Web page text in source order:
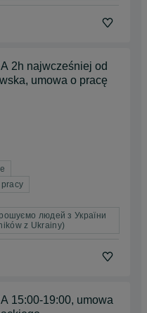
2h najwcześniej od
umowa o pracę
людей з України
z Ukrainy)
15:00-19:00, umowa